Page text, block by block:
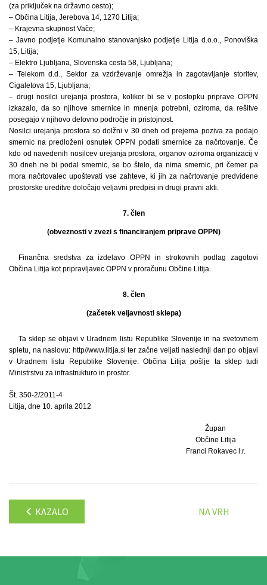
(za priključek na državno cesto);
– Občina Litija, Jerebova 14, 1270 Litija;
– Krajevna skupnost Vače;
– Javno podjetje Komunalno stanovanjsko podjetje Litija d.o.o., Ponoviška
15, Litija;
– Elektro Ljubljana, Slovenska cesta 58, Ljubljana;
– Telekom d.d., Sektor za vzdrževanje omrežja in zagotavljanje storitev,
Cigaletova 15, Ljubljana;
– drugi nosilci urejanja prostora, kolikor bi se v postopku priprave OPPN
izkazalo, da so njihove smernice in mnenja potrebni, oziroma, da rešitve
posegajo v njihovo delovno področje in pristojnost.
Nosilci urejanja prostora so dolžni v 30 dneh od prejema poziva za podajo
smernic na predloženi osnutek OPPN podati smernice za načrtovanje. Če
kdo od navedenih nosilcev urejanja prostora, organov oziroma organizacij v
30 dneh ne bi podal smernic, se bo štelo, da nima smernic, pri čemer pa
mora načrtovalec upoštevati vse zahteve, ki jih za načrtovanje predvidene
prostorske ureditve določajo veljavni predpisi in drugi pravni akti.
7. člen
(obveznosti v zvezi s financiranjem priprave OPPN)
Finančna sredstva za izdelavo OPPN in strokovnih podlag zagotovi
Občina Litija kot pripravljavec OPPN v proračunu Občine Litija.
8. člen
(začetek veljavnosti sklepa)
Ta sklep se objavi v Uradnem listu Republike Slovenije in na svetovnem
spletu, na naslovu: http//www.litija.si ter začne veljati naslednji dan po objavi
v Uradnem listu Republike Slovenije. Občina Litija pošlje ta sklep tudi
Ministrstvu za infrastrukturo in prostor.
Št. 350-2/2011-4
Litija, dne 10. aprila 2012
Župan
Občine Litija
Franci Rokavec l.r.
KAZALO NA VRH